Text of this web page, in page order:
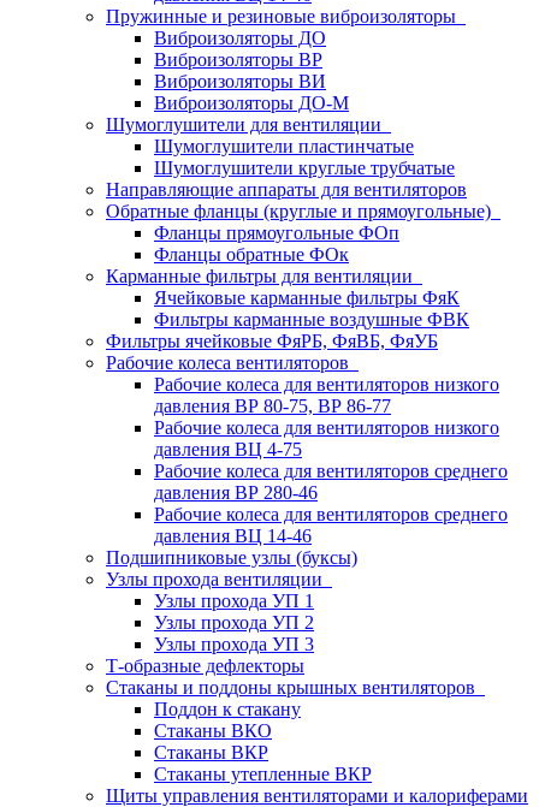
Пружинные и резиновые виброизоляторы
Виброизоляторы ДО
Виброизоляторы ВР
Виброизоляторы ВИ
Виброизоляторы ДО-М
Шумоглушители для вентиляции
Шумоглушители пластинчатые
Шумоглушители круглые трубчатые
Направляющие аппараты для вентиляторов
Обратные фланцы (круглые и прямоугольные)
Фланцы прямоугольные ФОп
Фланцы обратные ФОк
Карманные фильтры для вентиляции
Ячейковые карманные фильтры ФяК
Фильтры карманные воздушные ФВК
Фильтры ячейковые ФяРБ, ФяВБ, ФяУБ
Рабочие колеса вентиляторов
Рабочие колеса для вентиляторов низкого
давления ВР 80-75, ВР 86-77
Рабочие колеса для вентиляторов низкого
давления ВЦ 4-75
Рабочие колеса для вентиляторов среднего
давления ВР 280-46
Рабочие колеса для вентиляторов среднего
давления ВЦ 14-46
Подшипниковые узлы (буксы)
Узлы прохода вентиляции
Узлы прохода УП 1
Узлы прохода УП 2
Узлы прохода УП 3
Т-образные дефлекторы
Стаканы и поддоны крышных вентиляторов
Поддон к стакану
Стаканы ВКО
Стаканы ВКР
Стаканы утепленные ВКР
Щиты управления вентиляторами и калориферами